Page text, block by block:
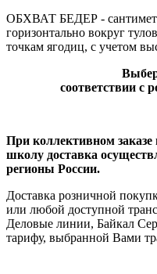
ОБХВАТ БЕДЕР -
горизонтально вокруг
точкам ягодиц, с учетом
соответствии с
При коллективном
школу доставка
регионы России.
Доставка розничной
или любой доступной
Деловые линии, Байкал
тарифу, выбранной Вами